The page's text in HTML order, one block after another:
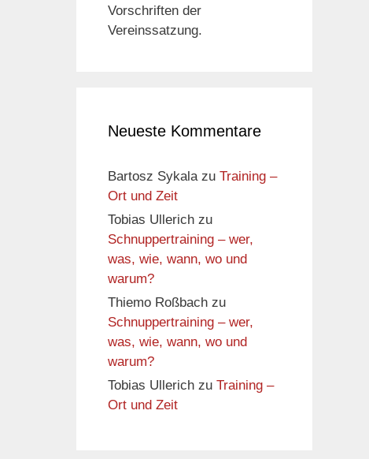
Vorschriften der
Vereinssatzung.
Neueste Kommentare
Bartosz Sykalazu Training –
Ort und Zeit
Tobias Ullerich zu
Schnuppertraining – wer,
was, wie, wann, wo und
warum?
Thiemo Roßbach zu
Schnuppertraining – wer,
was, wie, wann, wo und
warum?
Tobias Ullerich zu Training –
Ort und Zeit